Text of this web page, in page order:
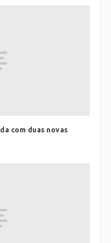
com duas novas